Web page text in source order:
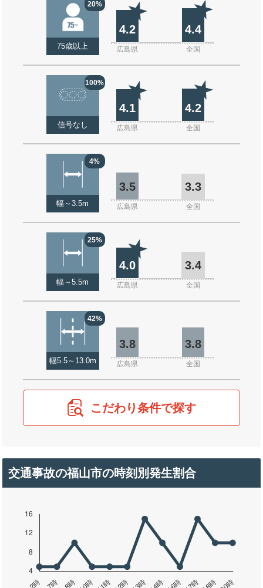
20%
75歳以上
4.2 4.4
広島県 全国
100%
信号なし
4.1 4.2
広島県 全国
4%
幅～3.5m
3.5 3.3
広島県 全国
25%
幅～5.5m
4.0 3.4
広島県 全国
42%
幅5.5～13.0m
3.8 3.8
広島県 全国
こだわり条件で探す
交通事故の福山市の時刻別発生割合